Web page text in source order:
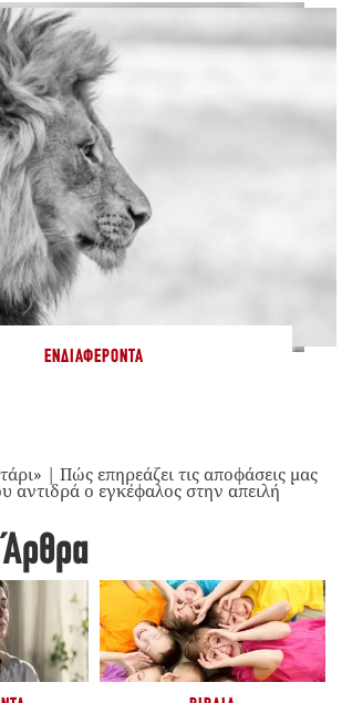
ΕΝΔΙΑΦΈΡΟΝΤΑ
| Πώς επηρεάζει τις αποφάσεις μας
αντιδρά ο εγκέφαλος στην απειλή